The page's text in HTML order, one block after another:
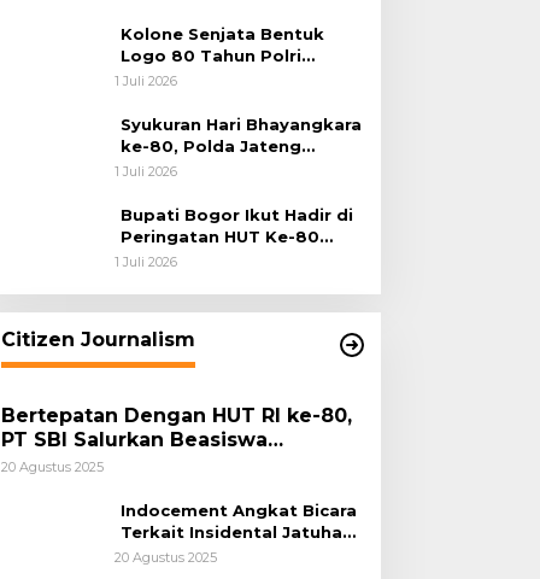
Kolone Senjata Bentuk
Logo 80 Tahun Polri
Warnai Upacara Hari
1 Juli 2026
Syukuran Hari Bhayangkara
ke-80, Polda Jateng
Teguhkan Semangat
Kebersamaan
1 Juli 2026
Bupati Bogor Ikut Hadir di
Peringatan HUT Ke-80
Bhayangkara, Sinergi Polri
1 Juli 2026
Citizen Journalism
Bertepatan Dengan HUT RI ke-80,
PT SBI Salurkan Beasiswa
Pendidikan Kepada 500 Pelajar
20 Agustus 2025
Indocement Angkat Bicara
Terkait Insidental Jatuhan
Debu Semen Pabrik
20 Agustus 2025